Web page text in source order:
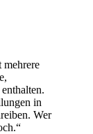
mehrere
in
Wer